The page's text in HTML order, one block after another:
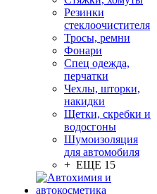
Резинки
стеклоочистителя
Тросы, ремни
Фонари
Спец одежда,
перчатки
Чехлы, шторки,
накидки
Щетки, скребки и
водосгоны
Шумоизоляция
для автомобиля
+ ЕЩЕ 15